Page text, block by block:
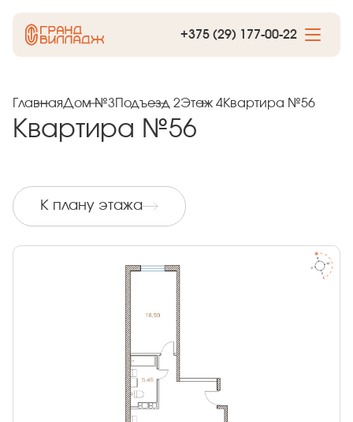
+375 (29) 177-00-22
ГлавнаяДом №3 Подъезд 2Этаж 4Квартира №56
Квартира №56
К плану этажа